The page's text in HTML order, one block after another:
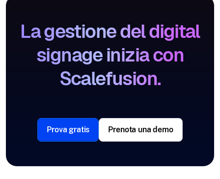
La gestione del digital
signage inizia con
Scalefusion.
Prova gratis Prenota una demo